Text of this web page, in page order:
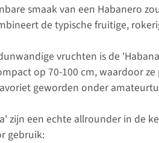
smaak van een Habanero
de typische fruitige,
vruchten is de
op 70-100 cm, waardoor
geworden onder
zijn een echte allrounder in de
gebruik: